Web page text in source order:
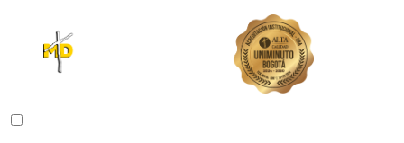
Abrir menú de navegación